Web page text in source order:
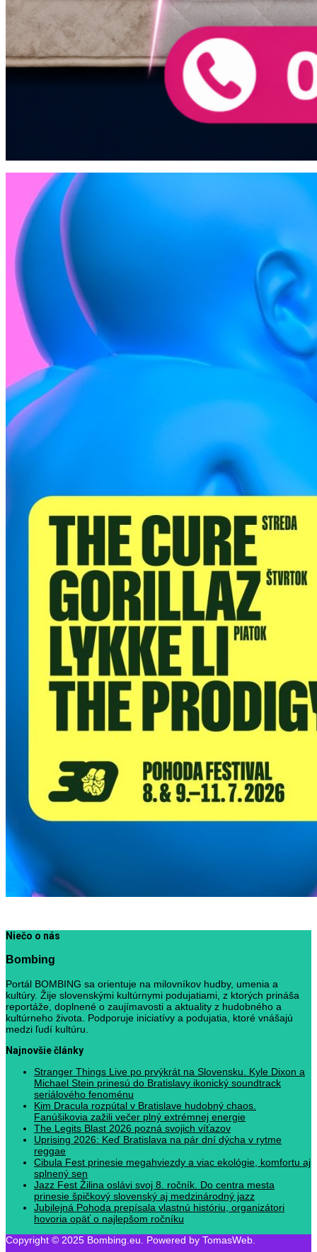
Niečo o nás
Bombing
Portál BOMBING sa orientuje na milovníkov hudby, umenia a
kultúry. Žije slovenskými kultúrnymi podujatiami, z ktorých prináša
reportáže, doplnené o zaujímavosti a aktuality z hudobného a
kultúrneho života. Podporuje iniciatívy a podujatia, ktoré vnášajú
medzi ľudí kultúru.
Najnovšie články
Stranger Things Live po prvýkrát na Slovensku. Kyle Dixon a
Michael Stein prinesú do Bratislavy ikonický soundtrack
seriálového fenoménu
Kim Dracula rozpútal v Bratislave hudobný chaos.
Fanúšikovia zažili večer plný extrémnej energie
The Legits Blast 2026 pozná svojich víťazov
Uprising 2026: Keď Bratislava na pár dní dýcha v rytme
reggae
Cibula Fest prinesie megahviezdy a viac ekológie, komfortu aj
splnený sen
Jazz Fest Žilina oslávi svoj 8. ročník. Do centra mesta
prinesie špičkový slovenský aj medzinárodný jazz
Jubilejná Pohoda prepísala vlastnú históriu, organizátori
hovoria opäť o najlepšom ročníku
Copyright © 2025 Bombing.eu. Powered by TomasWeb.